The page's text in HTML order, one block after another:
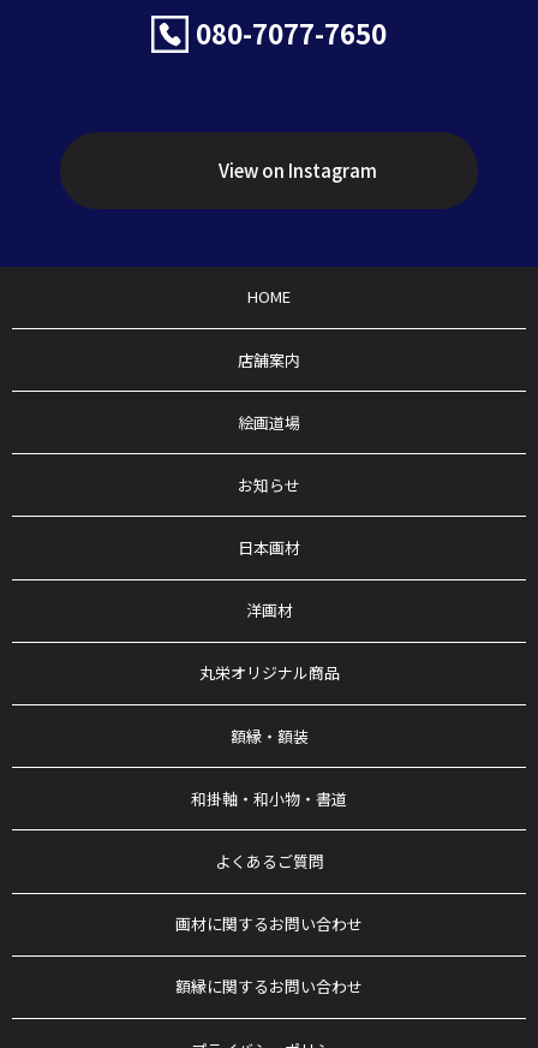
080-7077-7650
View on Instagram
HOME
店舗案内
絵画道場
お知らせ
日本画材
洋画材
丸栄オリジナル商品
額縁・額装
和掛軸・和小物・書道
よくあるご質問
画材に関するお問い合わせ
額縁に関するお問い合わせ